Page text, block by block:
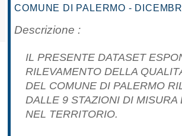
Report
Archivio
Documenti
COMUNE DI PALERMO -
Descrizione :
IL PRESENTE DATASET ESPONE I DATI DI
RILEVAMENTO DELLA
DEL COMUNE DI PALERMO
DALLE 9 STAZIONI DI MISURA
NEL TERRITORIO.